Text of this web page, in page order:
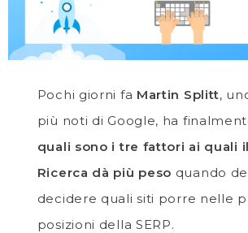
Pochi giorni fa Martin Splitt,
più noti di Google, ha
quali sono i tre fattori ai quali
Ricerca dà più peso quando
decidere quali siti porre nelle
posizioni della SERP.